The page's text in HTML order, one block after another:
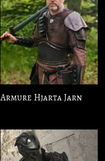
Armure Hjarta Jarn